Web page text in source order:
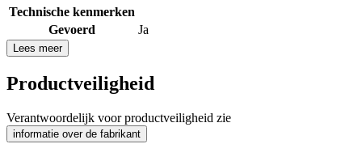
Technische kenmerken
Gevoerd
Ja
Lees meer
Productveiligheid
Verantwoordelijk voor productveiligheid zie
informatie over de fabrikant